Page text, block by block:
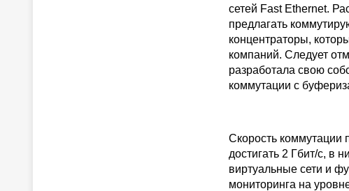
сетей Fast Ethernet.
предлагать
концентраторы,
компаний. Следует
разработала свою
коммутации с
Скорость коммутации
достигать 2 Гбит/с, в
виртуальные сети и
мониторинга на